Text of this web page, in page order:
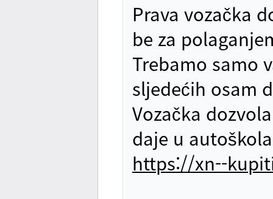
Prava vozačka
be za
Trebamo samo
sljedećih osam
Vozačka
daje u
https://xn--